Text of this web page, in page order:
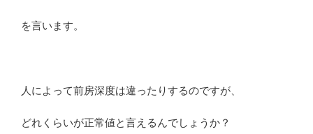
を言います。
人によって前房深度は違ったりするのですが、
どれくらいが正常値と言えるんでしょうか？